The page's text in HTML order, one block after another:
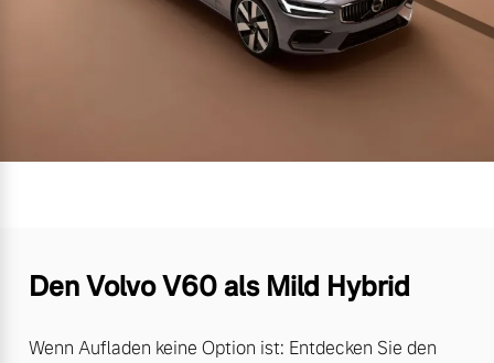
Den Volvo V60 als Mild Hybrid
Wenn Aufladen keine Option ist: Entdecken Sie den